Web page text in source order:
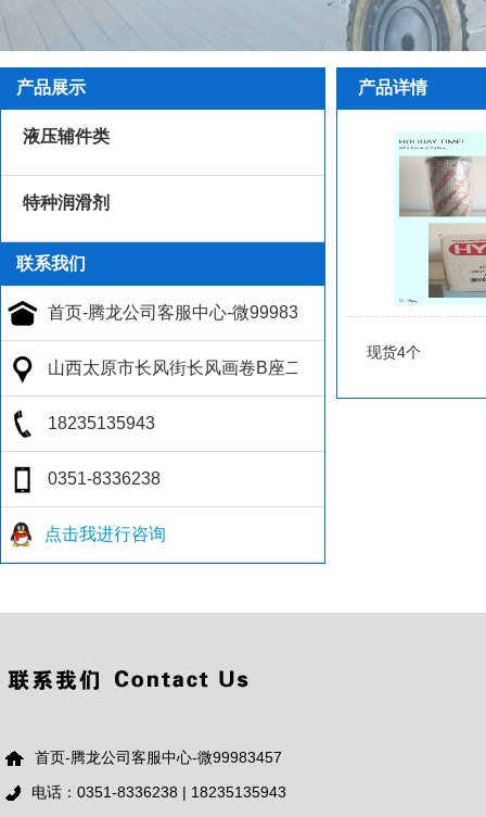
产品展示
液压辅件类
特种润滑剂
联系我们
点击我进行咨询
产品详情
现货4个
首页-腾龙公司客服中心-微99983457
电话：0351-8336238 | 18235135943